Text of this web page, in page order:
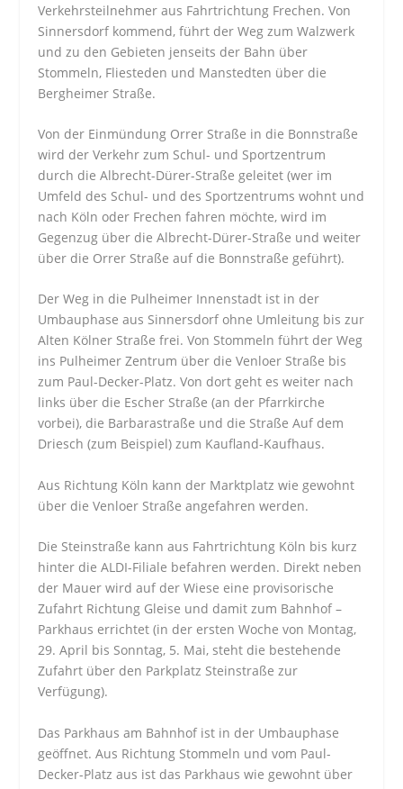
Verkehrsteilnehmer aus Fahrtrichtung Frechen. Von
Sinnersdorf kommend, führt der Weg zum Walzwerk
und zu den Gebieten jenseits der Bahn über
Stommeln, Fliesteden und Manstedten über die
Bergheimer Straße.
Von der Einmündung Orrer Straße in die Bonnstraße
wird der Verkehr zum Schul- und Sportzentrum
durch die Albrecht-Dürer-Straße geleitet (wer im
Umfeld des Schul- und des Sportzentrums wohnt und
nach Köln oder Frechen fahren möchte, wird im
Gegenzug über die Albrecht-Dürer-Straße und weiter
über die Orrer Straße auf die Bonnstraße geführt).
Der Weg in die Pulheimer Innenstadt ist in der
Umbauphase aus Sinnersdorf ohne Umleitung bis zur
Alten Kölner Straße frei. Von Stommeln führt der Weg
ins Pulheimer Zentrum über die Venloer Straße bis
zum Paul-Decker-Platz. Von dort geht es weiter nach
links über die Escher Straße (an der Pfarrkirche
vorbei), die Barbarastraße und die Straße Auf dem
Driesch (zum Beispiel) zum Kaufland-Kaufhaus.
Aus Richtung Köln kann der Marktplatz wie gewohnt
über die Venloer Straße angefahren werden.
Die Steinstraße kann aus Fahrtrichtung Köln bis kurz
hinter die ALDI-Filiale befahren werden. Direkt neben
der Mauer wird auf der Wiese eine provisorische
Zufahrt Richtung Gleise und damit zum Bahnhof –
Parkhaus errichtet (in der ersten Woche von Montag,
29. April bis Sonntag, 5. Mai, steht die bestehende
Zufahrt über den Parkplatz Steinstraße zur
Verfügung).
Das Parkhaus am Bahnhof ist in der Umbauphase
geöffnet. Aus Richtung Stommeln und vom Paul-
Decker-Platz aus ist das Parkhaus wie gewohnt über